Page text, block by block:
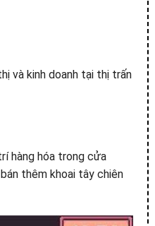
và kinh doanh tại thị trấn
hàng hóa trong cửa
thêm khoai tây chiên